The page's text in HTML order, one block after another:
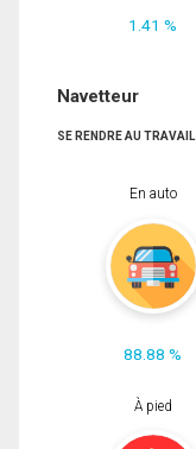
1.41 %
Navetteur
SE RENDRE AU TRAVAIL
En auto
88.88 %
À pied